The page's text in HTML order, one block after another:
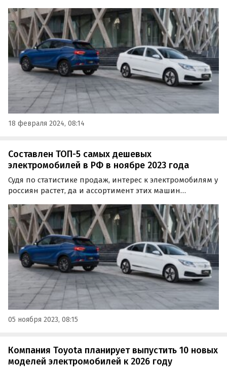
Изучив актуальные прайс-листы их производителей,
портал «Автоновости дня» составил ТОП-5 самых
дешевых…
18 февраля 2024, 08:14
Составлен ТОП-5 самых дешевых
электромобилей в РФ в ноябре 2023 года
Судя по статистике продаж, интерес к электромобилям у
россиян растет, да и ассортимент этих машин
листы автопроизводителей, портал «Автоновости дня»
составил ТОП-5 самых дешевых электрокаров на…
05 ноября 2023, 08:15
Компания Toyota планирует выпустить 10 новых
моделей электромобилей к 2026 году